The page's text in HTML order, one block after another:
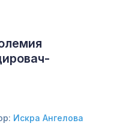
Искра Ангелова